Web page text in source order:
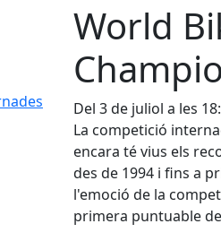
World
Del 3 de juliol a les
La competició
encara té vius els
des de 1994 i fins a
l'emoció de la
primera puntuable